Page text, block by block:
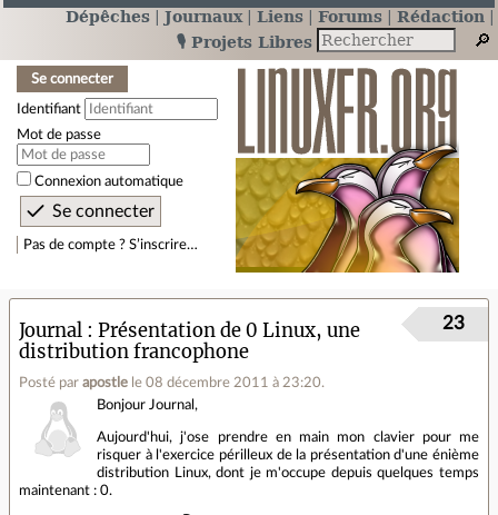
Dépêches Journaux Liens Forums
Rédaction
🎙️ Projets Libres
Se connecter
Identifiant
Mot de passe
Connexion automatique
Pas de compte ? S’inscrire…
Journal
Présentation de 0 Linux, une
distribution francophone
Posté par apostle le 08 décembre 2011 à 23:20.
23
Bonjour Journal,
Aujourd'hui, j'ose prendre en main mon clavier pour me
risquer à l'exercice périlleux de la présentation d'une énième
distribution Linux, dont je m'occupe depuis quelques temps
maintenant : 0.